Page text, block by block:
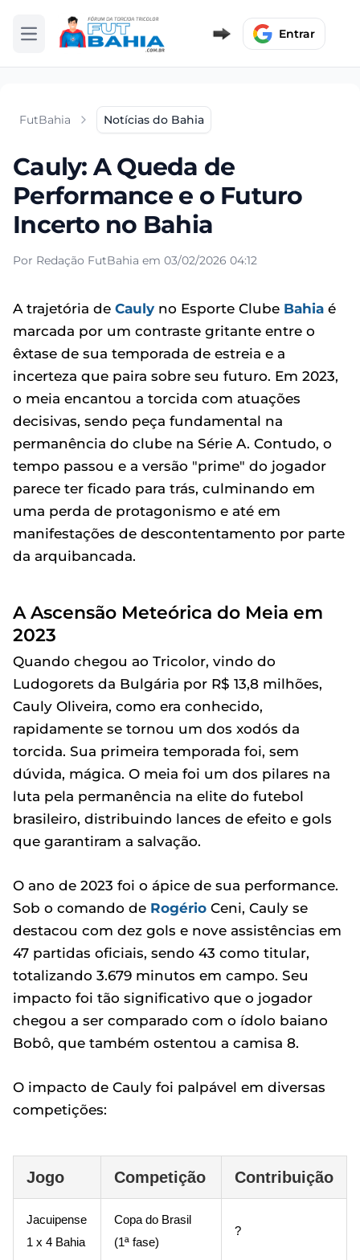
Abrir menu Entrar
FutBahia Notícias do Bahia
Cauly: A Queda de
Performance e o Futuro
Incerto no Bahia
Por Redação FutBahia em 03/02/2026 04:12
A trajetória de Cauly no Esporte Clube Bahia é
marcada por um contraste gritante entre o
êxtase de sua temporada de estreia e a
incerteza que paira sobre seu futuro. Em 2023,
o meia encantou a torcida com atuações
decisivas, sendo peça fundamental na
permanência do clube na Série A. Contudo, o
tempo passou e a versão "prime" do jogador
parece ter ficado para trás, culminando em
uma perda de protagonismo e até em
manifestações de descontentamento por parte
da arquibancada.
A Ascensão Meteórica do Meia em
2023
Quando chegou ao Tricolor, vindo do
Ludogorets da Bulgária por R$ 13,8 milhões,
Cauly Oliveira, como era conhecido,
rapidamente se tornou um dos xodós da
torcida. Sua primeira temporada foi, sem
dúvida, mágica. O meia foi um dos pilares na
luta pela permanência na elite do futebol
brasileiro, distribuindo lances de efeito e gols
que garantiram a salvação.
O ano de 2023 foi o ápice de sua performance.
Sob o comando de Rogério Ceni, Cauly se
destacou com dez gols e nove assistências em
47 partidas oficiais, sendo 43 como titular,
totalizando 3.679 minutos em campo. Seu
impacto foi tão significativo que o jogador
chegou a ser comparado com o ídolo baiano
Bobô, que também ostentou a camisa 8.
O impacto de Cauly foi palpável em diversas
competições:
Jogo Competição Contribuição
Jacuipense
1 x 4 Bahia
Copa do Brasil
(1ª fase)
?